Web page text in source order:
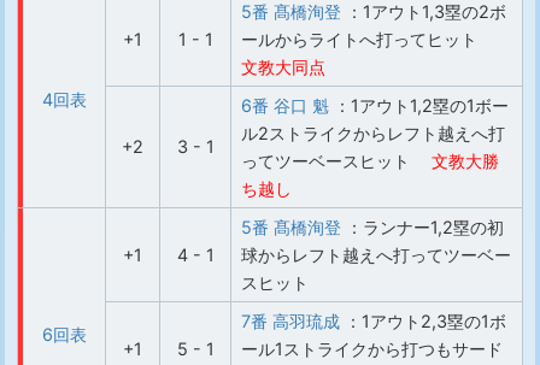
4回表
+1 1 - 1
5番 髙橋洵登 ：1アウト1,3塁の2ボ
ールからライトへ打ってヒット
文教大同点
+2 3 - 1
6番 谷口 魁 ：1アウト1,2塁の1ボー
ル2ストライクからレフト越えへ打
ってツーベースヒット
文教大勝
ち越し
6回表
+1 4 - 1
5番 髙橋洵登 ：ランナー1,2塁の初
球からレフト越えへ打ってツーベー
スヒット
+1 5 - 1
7番 高羽琉成 ：1アウト2,3塁の1ボ
ール1ストライクから打つもサード